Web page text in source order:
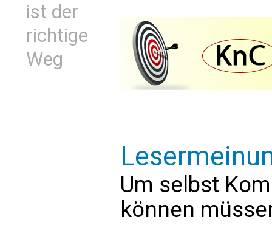
ist der
richtige
Weg
Um selbst
können